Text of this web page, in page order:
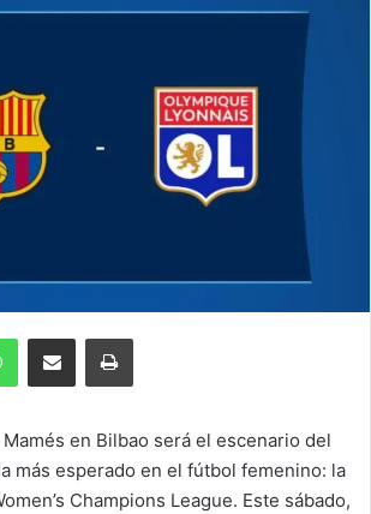
WhatsAppCompartir por correo electrónicoImprimir
en Bilbao será el escenario del
más esperado en el fútbol femenino: la
Champions League. Este sábado,